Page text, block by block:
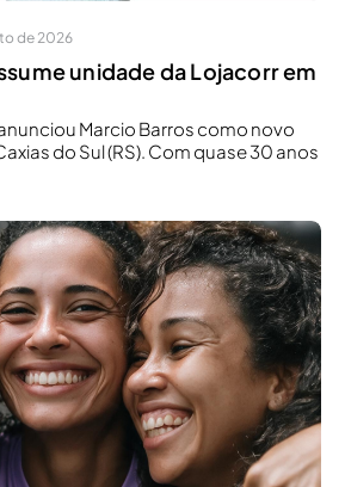
de 2026
unidade da Lojacorr em
Marcio Barros como novo
do Sul (RS). Com quase 30 anos